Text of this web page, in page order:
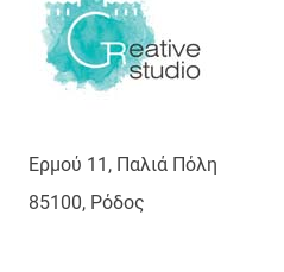
Ερμού 11, Παλιά Πόλη
85100, Ρόδος